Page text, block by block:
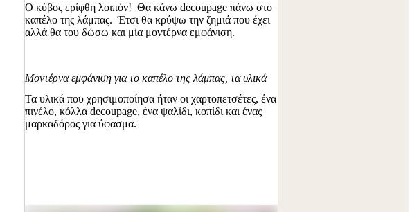
Ο κύβος ερίφθη λοιπόν! Θα κάνω decoupage πάνω στο
καπέλο της λάμπας. Έτσι θα κρύψω την ζημιά που έχει
αλλά θα του δώσω και μία μοντέρνα εμφάνιση.
Μοντέρνα εμφάνιση για το καπέλο της λάμπας, τα υλικά
Τα υλικά που χρησιμοποίησα ήταν οι χαρτοπετσέτες, ένα
πινέλο, κόλλα decoupage, ένα ψαλίδι, κοπίδι και ένας
μαρκαδόρος για ύφασμα.